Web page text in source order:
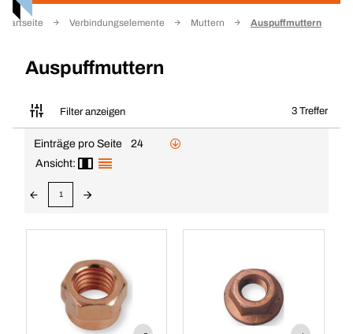
Startseite Verbindungselemente Muttern Auspuffmuttern
Auspuffmuttern
Filter anzeigen 3 Treffer
Einträge pro Seite
24
Ansicht:
1